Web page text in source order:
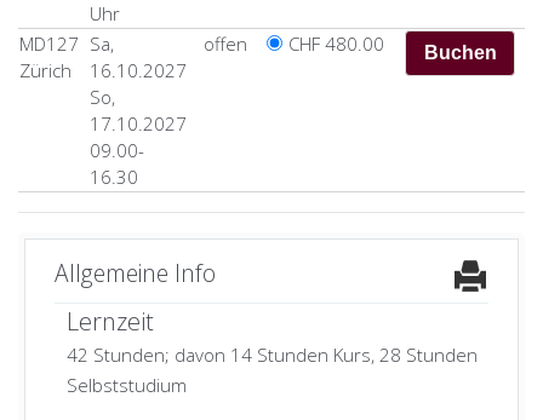
Uhr
MD127
Zürich
Sa,
16.10.2027
So,
17.10.2027
09.00-
16.30
offen CHF 480.00
Allgemeine Info
Lernzeit
42 Stunden; davon 14 Stunden Kurs, 28 Stunden
Selbststudium